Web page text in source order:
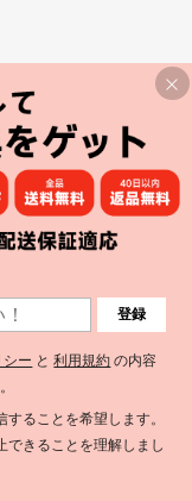
登録
ー と利用規約 の内容
ることを希望します。
できることを理解しまし